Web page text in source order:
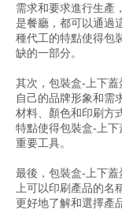
需求和要求進行生產
是餐廳，都可以通過
種代工的特點使得包
缺的一部分。
其次，包裝盒-上下
自己的品牌形象和需
材料、顏色和印刷方
特點使得包裝盒-上
重要工具。
最後，包裝盒-上下
上可以印刷產品的
更好地了解和選擇產